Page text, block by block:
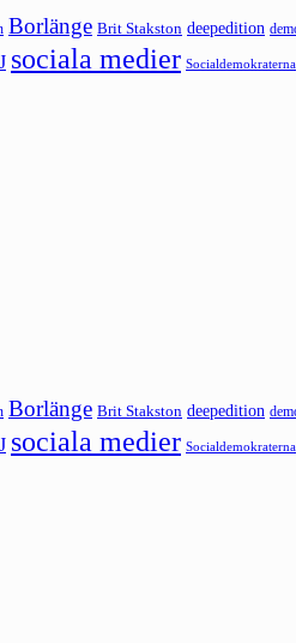
Borlänge Brit Stakston deepedition
sociala medier Socialdemokraterna
Borlänge Brit Stakston deepedition
sociala medier Socialdemokraterna